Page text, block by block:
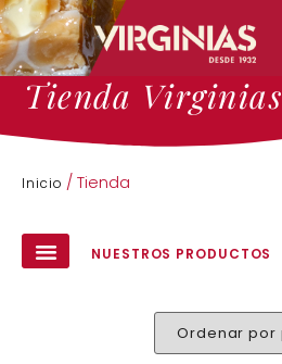
Tienda Virginias
Inicio / Tienda
NUESTROS PRODUCTOS